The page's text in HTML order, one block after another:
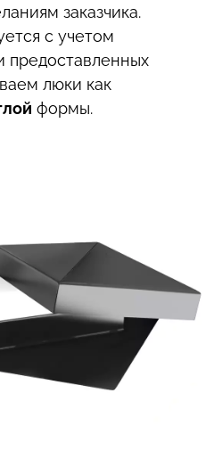
заказчика.
с учетом
предоставленных
люки как
формы.